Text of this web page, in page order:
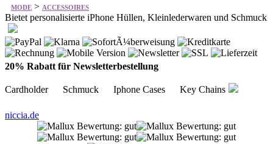
MODE > ACCESSOIRES
Bietet personalisierte iPhone Hüllen, Kleinlederwaren und Schmuck
20% Rabatt für Newsletterbestellung
Cardholder Schmuck Iphone Cases Key Chains
niccia.de